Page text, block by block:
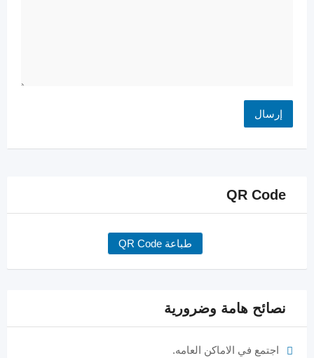
QR Code
طباعة QR Code
نصائح هامة وضرورية
اجتمع في الاماكن العامه.